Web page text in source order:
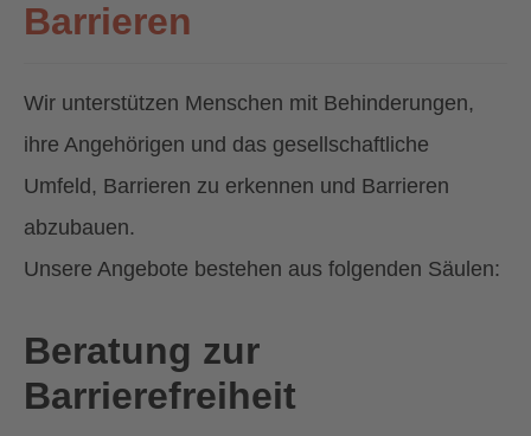
Barrieren
Wir unterstützen Menschen mit Behinderungen,
ihre Angehörigen und das gesellschaftliche
Umfeld, Barrieren zu erkennen und Barrieren
abzubauen.
Unsere Angebote bestehen aus folgenden Säulen:
Beratung zur
Barrierefreiheit